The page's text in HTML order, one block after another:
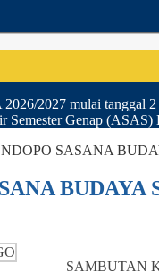
2027 mulai tanggal
Semester Genap
SASANA
BUDAYA
SAMBUTAN